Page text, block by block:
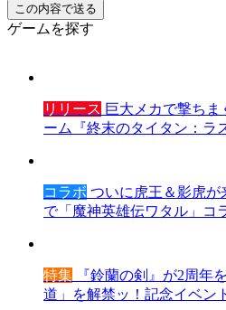
ゲームを探す
リリース 巨大メカで撃ち
ーム『終末のタイタン：ラ
コラボ ついに虎王＆影虎が
で「魔神英雄伝ワタル」コ
特集 『鈴蘭の剣』が2周年
道」を解禁ッ！記念イベン